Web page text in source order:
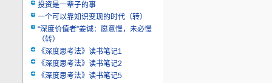
投资是一辈子的事
一个可以靠知识变现的时代（转）
“深度价值者”姜诚：愿意慢，未必慢
（转）
《深度思考法》读书笔记1
《深度思考法》读书笔记2
《深度思考法》读书笔记5